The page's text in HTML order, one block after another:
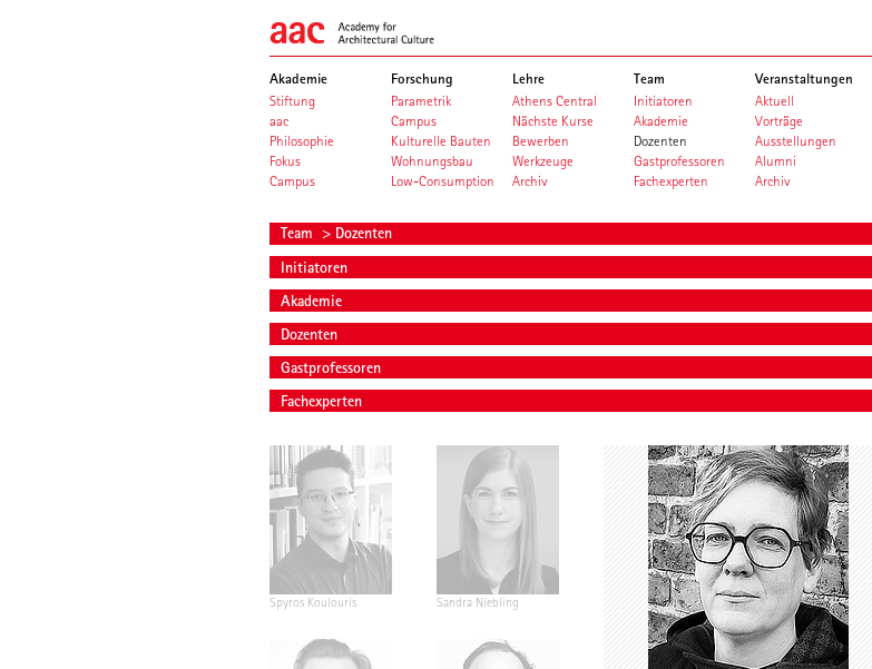
Akademie
Stiftung
aac
Philosophie
Fokus
Campus
Forschung
Parametrik
Campus
Kulturelle Bauten
Wohnungsbau
Low-Consumption
Lehre
Athens Central
Nächste Kurse
Bewerben
Werkzeuge
Archiv
Team
Initiatoren
Akademie
Dozenten
Gastprofessoren
Fachexperten
Veranstaltungen
Aktuell
Vorträge
Ausstellungen
Alumni
Archiv
Team > Dozenten
Initiatoren
Akademie
Dozenten
Gastprofessoren
Fachexperten
Spyros Koulouris Sandra Niebling Jannis Renner Prof. Urs Wedekind